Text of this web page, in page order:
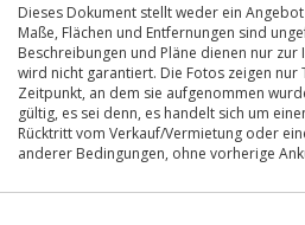
Dieses Dokument stellt weder ein
Maße, Flächen und Entfernungen sind
Beschreibungen und Pläne dienen nur
wird nicht garantiert. Die Fotos zeigen
Zeitpunkt, an dem sie aufgenommen
gültig, es sei denn, es handelt sich um
Rücktritt vom Verkauf/Vermietung oder
anderer Bedingungen, ohne vorherige